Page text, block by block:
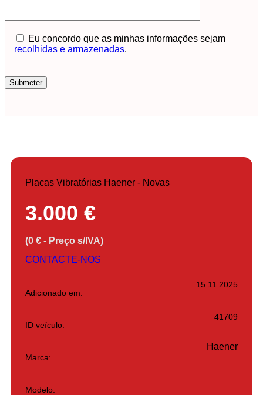
Eu concordo que as minhas informações sejam
recolhidas e armazenadas.
Placas Vibratórias Haener - Novas
3.000 €
(0 € - Preço s/IVA)
CONTACTE-NOS
Adicionado em:
15.11.2025
ID veículo:
41709
Marca:
Haener
Modelo: